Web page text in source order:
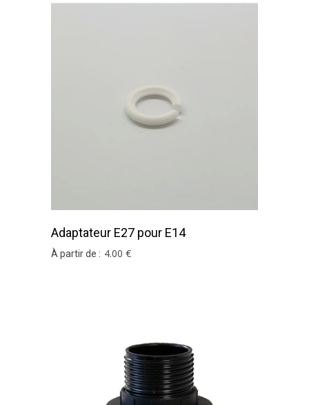
Adaptateur E27 pour E14
À partir de : 4.00 €